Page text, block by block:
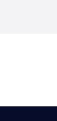
További